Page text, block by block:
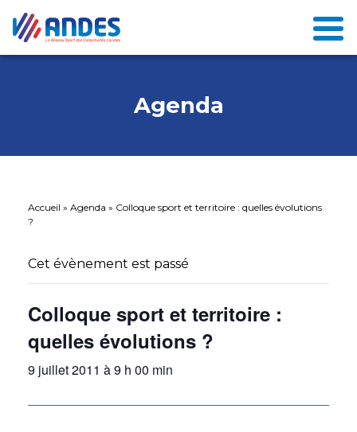
Agenda
Accueil » Agenda » Colloque sport et territoire : quelles évolutions
?
Cet évènement est passé
Colloque sport et territoire :
quelles évolutions ?
9 juillet 2011 à 9 h 00 min